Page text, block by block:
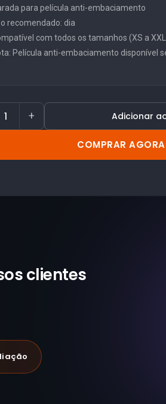
para película anti-embaciamento
recomendado: dia
com todos os tamanhos (XS a
Película anti-embaciamento disponível
+ Adicionar
COMPRAR AGORA
clientes